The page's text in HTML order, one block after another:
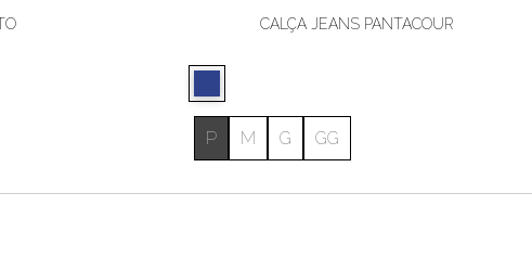
CALÇA JEANS PANTACOUR
P M G GG